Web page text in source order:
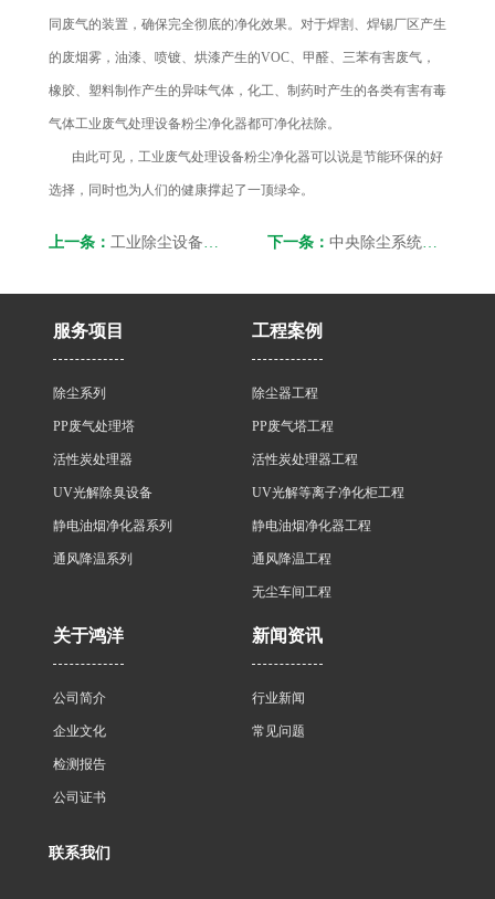
同废气的装置，确保完全彻底的净化效果。对于焊割、焊锡厂区产生
的废烟雾，油漆、喷镀、烘漆产生的VOC、甲醛、三苯有害废气，
橡胶、塑料制作产生的异味气体，化工、制药时产生的各类有害有毒
气体工业废气处理设备粉尘净化器都可净化祛除。
由此可见，工业废气处理设备粉尘净化器可以说是节能环保的好
选择，同时也为人们的健康撑起了一顶绿伞。
上一条： 工业除尘设备的工作原理 下一条： 中央除尘系统到底好在哪里
服务项目
除尘系列
PP废气处理塔
活性炭处理器
UV光解除臭设备
静电油烟净化器系列
通风降温系列
工程案例
除尘器工程
PP废气塔工程
活性炭处理器工程
UV光解等离子净化柜工程
静电油烟净化器工程
通风降温工程
无尘车间工程
关于鸿洋
公司简介
企业文化
检测报告
公司证书
新闻资讯
行业新闻
常见问题
联系我们